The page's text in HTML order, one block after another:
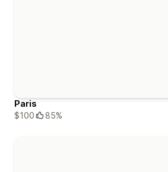
Paris
$100
85%